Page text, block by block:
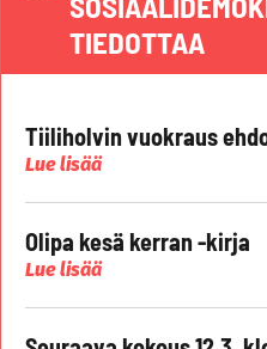
TIEDOTTAA
Tiiliholvin vuokraus
Lue lisää
Olipa kesä kerran -kirja
Lue lisää